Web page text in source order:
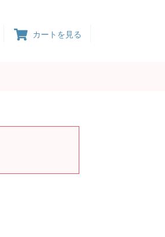
カートを見る